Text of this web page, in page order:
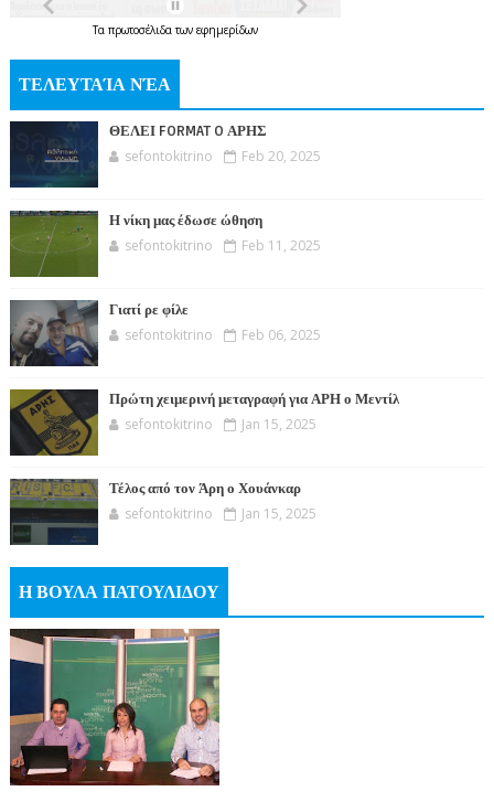
Τα πρωτοσέλιδατων εφημερίδων
ΤΕΛΕΥΤΑΊΑ ΝΈΑ
ΘΕΛΕΙ FORMAT O ΑΡΗΣ
sefontokitrino Feb 20, 2025
Η νίκη μας έδωσε ώθηση
sefontokitrino Feb 11, 2025
Γιατί ρε φίλε
sefontokitrino Feb 06, 2025
Πρώτη χειμερινή μεταγραφή για ΑΡΗ ο Μεντίλ
sefontokitrino Jan 15, 2025
Τέλος από τον Άρη ο Χουάνκαρ
sefontokitrino Jan 15, 2025
Η ΒΟΥΛΑ ΠΑΤΟΥΛΙΔΟΥ